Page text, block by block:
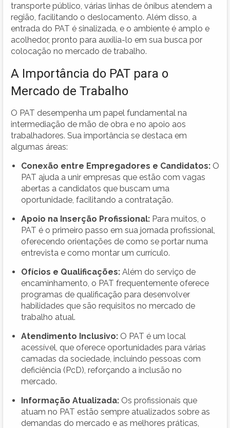
transporte público, várias linhas de ônibus atendem a
região, facilitando o deslocamento. Além disso, a
entrada do PAT é sinalizada, e o ambiente é amplo e
acolhedor, pronto para auxilia-lo em sua busca por
colocação no mercado de trabalho.
A Importância do PAT para o
Mercado de Trabalho
O PAT desempenha um papel fundamental na
intermediação de mão de obra e no apoio aos
trabalhadores. Sua importância se destaca em
algumas áreas:
Conexão entre Empregadores e Candidatos: O
PAT ajuda a unir empresas que estão com vagas
abertas a candidatos que buscam uma
oportunidade, facilitando a contratação.
Apoio na Inserção Profissional: Para muitos, o
PAT é o primeiro passo em sua jornada profissional,
oferecendo orientações de como se portar numa
entrevista e como montar um currículo.
Ofícios e Qualificações: Além do serviço de
encaminhamento, o PAT frequentemente oferece
programas de qualificação para desenvolver
habilidades que são requisitos no mercado de
trabalho atual.
Atendimento Inclusivo: O PAT é um local
acessível, que oferece oportunidades para várias
camadas da sociedade, incluindo pessoas com
deficiência (PcD), reforçando a inclusão no
mercado.
Informação Atualizada: Os profissionais que
atuam no PAT estão sempre atualizados sobre as
demandas do mercado e as melhores práticas,